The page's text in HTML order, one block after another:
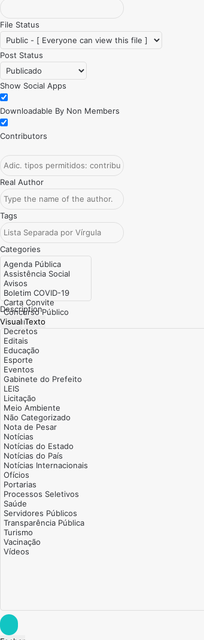
File Status
Post Status
Show Social Apps
Downloadable By Non Members
Contributors
Real Author
Tags
Categories
Description
Visual Texto